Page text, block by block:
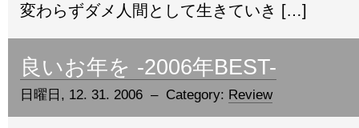
変わらずダメ人間として生きていき […]
良いお年を -2006年BEST-
日曜日, 12. 31. 2006 – Category: Review